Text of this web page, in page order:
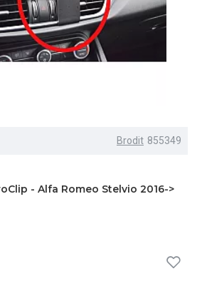
Brodit 855349
- Alfa Romeo Stelvio 2016->